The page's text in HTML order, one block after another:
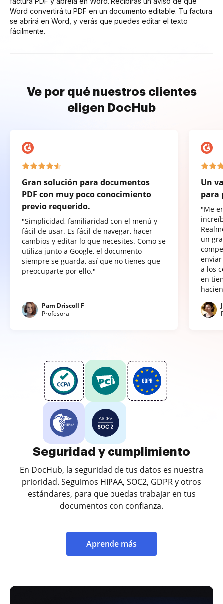
Word convertirá tu PDF en un documento editable. Tu factura
se abrirá en Word, y verás que puedes editar el texto
fácilmente.
Ve por qué nuestros clientes
eligen DocHub
Gran solución para documentos
PDF con muy poco conocimiento
previo requerido.
"Simplicidad, familiaridad con el menú y
fácil de usar. Es fácil de navegar, hacer
cambios y editar lo que necesites. Como se
utiliza junto a Google, el documento
siempre se guarda, así que no tienes que
preocuparte por ello."
Pam Driscoll F
Profesora
Un
para
"Me
un
a los
en
Seguridad y cumplimiento
En DocHub, la seguridad de tus datos es nuestra
prioridad. Seguimos HIPAA, SOC2, GDPR y otros
estándares, para que puedas trabajar en tus
documentos con confianza.
Aprende más